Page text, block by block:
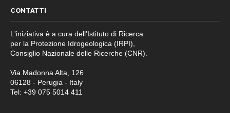
CONTATTI
L'iniziativa è a cura dell'Istituto di Ricerca
per la Protezione Idrogeologica (IRPI),
Consiglio Nazionale delle Ricerche (CNR).
Via Madonna Alta, 126
06128 - Perugia - Italy
Tel: +39 075 5014 411